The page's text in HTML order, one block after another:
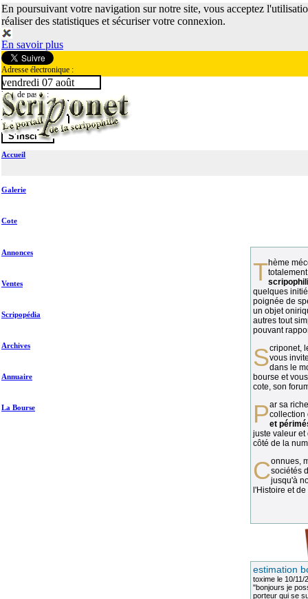
En poursuivant votre navigation sur notre site, vous acceptez
réaliser des statistiques et sécuriser votre connexion.
En savoir plus
Adresse électronique :
Mot de passe :
vendredi 07 août
Accueil
Galerie
Cote
Annonces
Ventes
Scripopédia
Archives
Annuaire
La Bourse
Thème méconnu des collectionneurs et
quelques
poignée de
un objet
autres tout
pouvant
vous
dans le
bourse et
cote, son
Par sa richesse et sa diversité, lacollection
et
juste valeur et
côté de la
Connues, méconnues, ou inconnues, lessociétés
jusqu'à
l'Histoire et
estimation
toximele 10/11/
"bonjours je
porteur qui se